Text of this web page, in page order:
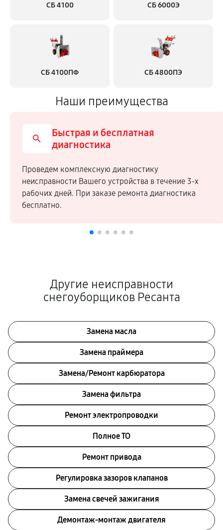
СБ 4100 СБ 6000Э
СБ 4100ПФ СБ 4800ПЭ
Наши преимущества
Быстрая и бесплатная
диагностика
Проведем комплексную диагностику
неисправности Вашего устройства в течение 3-х
рабочих дней. При заказе ремонта диагностика
бесплатно.
Другие неисправности
снегоуборщиков Ресанта
Замена масла
Замена праймера
Замена/Pемонт карбюратора
Замена фильтра
Ремонт электропроводки
Полное ТО
Ремонт привода
Регулировка зазоров клапанов
Замена свечей зажигания
Демонтаж-монтаж двигателя